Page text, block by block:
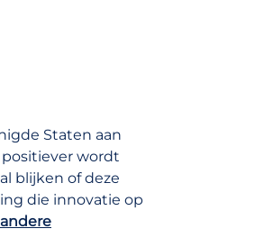
Staten aan
wordt
blijken of deze
die innovatie op